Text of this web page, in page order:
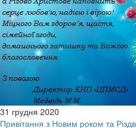
31 грудня 2020
Привітання з Новим роком та